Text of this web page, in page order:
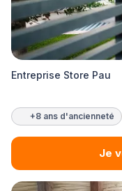
Entreprise Store Pau
+8 ans d'ancienneté
Je